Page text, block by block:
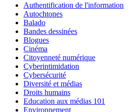
Authentification de l'information
Autochtones
Balado
Bandes dessinées
Blogues
Cinéma
Citoyenneté numérique
Cyberintimidation
Cybersécurité
Diversité et médias
Droits humains
Education aux médias 101
Environnement